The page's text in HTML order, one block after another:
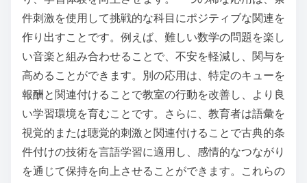
件刺激を使用して挑戦的な科目にポジティブな関連を
作り出すことです。例えば、難しい数学の問題を楽し
い音楽と組み合わせることで、不安を軽減し、関与を
高めることができます。別の応用は、特定のキューを
報酬と関連付けることで教室の行動を改善し、より良
い学習環境を育むことです。さらに、教育者は語彙を
視覚的または聴覚的刺激と関連付けることで古典的条
件付けの技術を言語学習に適用し、感情的なつながり
を通じて保持を向上させることができます。これらの